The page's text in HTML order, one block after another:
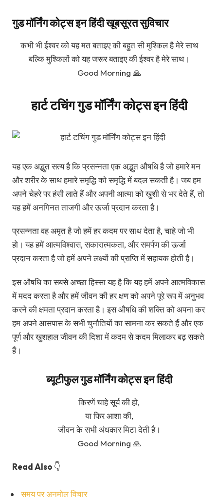
गुड मॉर्निंग कोट्स इन हिंदी खूबसूरत सुविचार
कभी भी ईश्वर को यह मत बताइए की बहुत सी मुश्किल है मेरे साथ
बल्कि मुश्किलों को यह जरूर बताइए की ईश्वर है मेरे साथ।
Good Morning 🙏
हार्ट टचिंग गुड मॉर्निंग कोट्स इन हिंदी
यह एक अद्भुत सत्य है कि प्रसन्नता एक अद्भुत औषधि है जो हमारे मन
और शरीर के साथ हमारे समृद्धि को समृद्धि में बदल सकती है। जब हम
अपने चेहरे पर हंसी लाते हैं और अपनी आत्मा को खुशी से भर देते हैं, तो
यह हमें अनगिनत ताजगी और ऊर्जा प्रदान करता है।
प्रसन्नता वह अमृत है जो हमें हर कदम पर साथ देता है, चाहे जो भी
हो। यह हमें आत्मविश्वास, सकारात्मकता, और समर्पण की ऊर्जा
प्रदान करता है जो हमें अपने लक्ष्यों की प्राप्ति में सहायक होती है।
इस औषधि का सबसे अच्छा हिस्सा यह है कि यह हमें अपने आत्मविकास
में मदद करता है और हमें जीवन की हर क्षण को अपने पूरे रूप में अनुभव
करने की क्षमता प्रदान करता है। इस औषधि की शक्ति को अपना कर
हम अपने आसपास के सभी चुनौतियों का सामना कर सकते हैं और एक
पूर्ण और खुशहाल जीवन की दिशा में कदम से कदम मिलाकर बढ़ सकते
हैं।
ब्यूटीफुल गुड मॉर्निंग कोट्स इन हिंदी
किरणें चाहे सूर्य की हो,
या फिर आशा की,
जीवन के सभी अंधकार मिटा देती है।
Good Morning 🙏
Read Also 👇
समय पर अनमोल विचार